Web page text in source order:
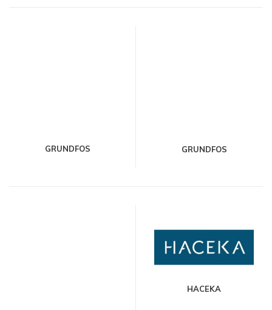
GRUNDFOS GRUNDFOS
HACEKA